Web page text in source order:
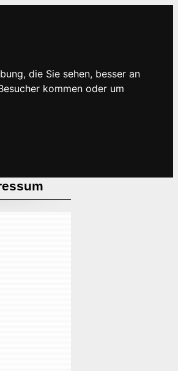
die Sie sehen, besser an
kommen oder um